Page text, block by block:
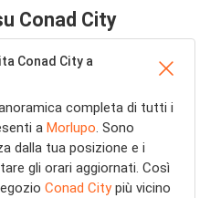
Conad City
Conad City a
completa di tutti i
a Morlupo. Sono
dalla tua posizione e i
gli orari aggiornati. Così
Conad Citypiù vicino